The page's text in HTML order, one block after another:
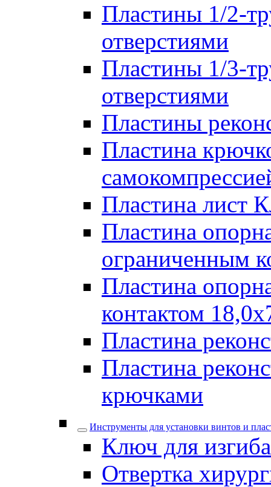
Пластины 1/2-
отверстиями
Пластины 1/3-
отверстиями
Пластины
Пластина
Пластина лист
Пластина
ограниченным
Пластина
контактом
Пластина
Пластина
крючками
Инструменты для установки винтов и
Ключ для
Отвертка